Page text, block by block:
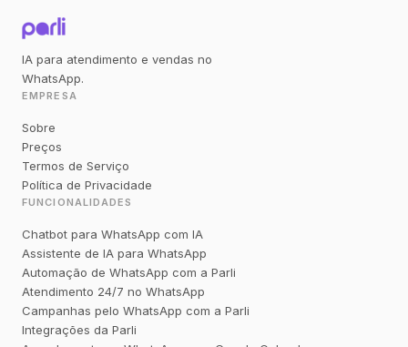
IA para atendimento e vendas no
WhatsApp.
EMPRESA
Sobre
Preços
Termos de Serviço
Política de Privacidade
FUNCIONALIDADES
Chatbot para WhatsApp com IA
Assistente de IA para WhatsApp
Automação de WhatsApp com a Parli
Atendimento 24/7 no WhatsApp
Campanhas pelo WhatsApp com a Parli
Integrações da Parli